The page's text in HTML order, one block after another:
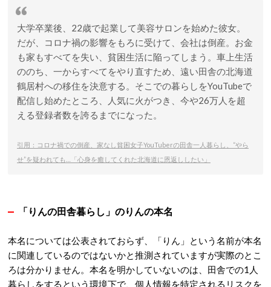
大学卒業後、22歳で起業して美容サロンを始めた彼女。
だが、コロナ禍の影響をもろに受けて、会社は倒産。お金
も家もすべてを失い、貧困生活に陥ってしまう。車上生活
ののち、一からすべてをやり直すため、遠い田舎の北海道
鶴居村への移住を決意する。そこでの暮らしをYouTubeで
配信し始めたところ、人気に火がつき、今や26万人を超
える登録者数を誇るまでになった。
引用：コロナ禍での倒産、家なし貧困女子YouTuberの田舎一人暮らし、“やら
せ”を疑われても…「心身を癒してくれた北海道に恩返ししたい」
「りんの田舎暮らし」のりんの本名
本名については公表されておらず、「りん」という名前が本名
に関連しているのではないかと推測されていますが実際のとこ
ろは分かりません。本名を明かしていないのは 、田舎での1人
暮らしをするという環境下で、個人情報を特定されるリスクを